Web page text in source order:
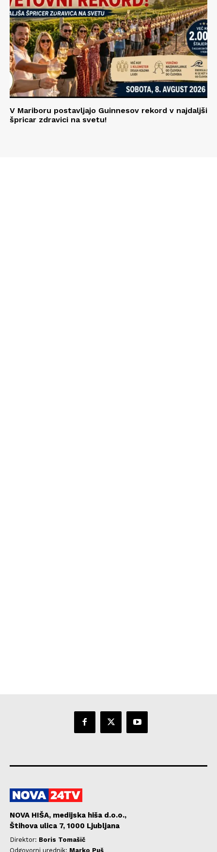
V Mariboru postavljajo Guinnesov rekord v najdaljši
špricar zdravici na svetu!
NOVA HIŠA, medijska hiša d.o.o.,
Štihova ulica 7, 1000 Ljubljana
Direktor: Boris Tomašič
Odgovorni urednik: Marko Puš